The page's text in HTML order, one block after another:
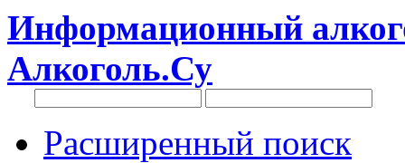
Информационный
Алкоголь.Су
Расширенный поиск